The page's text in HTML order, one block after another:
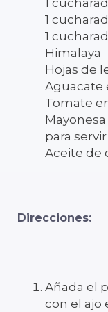
1
1
Himalaya
Hojas de
Aguacate
Tomate
para servir
Aceite de
Direcciones:
Añada el
con el ajo